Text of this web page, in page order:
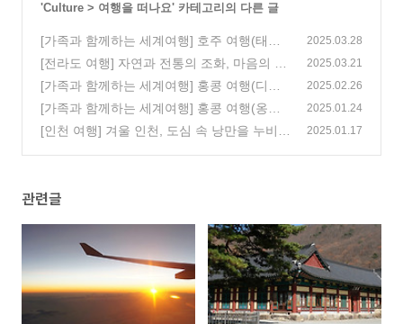
'Culture > 여행을 떠나요' 카테고리의 다른 글
[가족과 함께하는 세계여행] 호주 여행(태즈
메이니아 & 시드니), 프롤로그
(0)
2025.03.28
[전라도 여행] 자연과 전통의 조화, 마음의 평
안이 스미는 곳, 전북 완주 아원고택 & 송광
사 2편
(0)
2025.03.21
[가족과 함께하는 세계여행] 홍콩 여행(디스
커버리 베이), 4편
(2)
2025.02.26
[가족과 함께하는 세계여행] 홍콩 여행(옹핑
마을, 디스커버리 베이, 소호거리, 빅토리아
2025.01.24
[인천 여행] 겨울 인천, 도심 속 낭만을 누비
2025.01.17
관련글